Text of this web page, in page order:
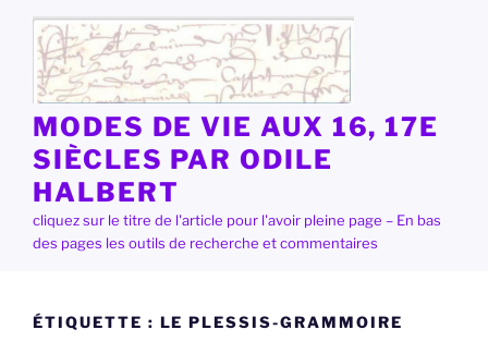
contenu
principal
MODES DE VIE AUX 16, 17E
SIÈCLES PAR ODILE
HALBERT
cliquez sur le titre de l'article pour l'avoir pleine page – En bas
des pages les outils de recherche et commentaires
ÉTIQUETTE : LE PLESSIS-GRAMMOIRE